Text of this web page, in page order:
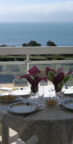
VOIR LE BIEN